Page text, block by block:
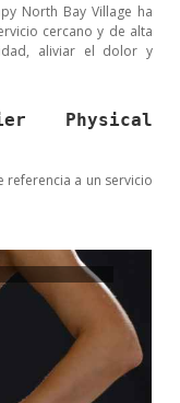
North Bay Village ha
cercano y de alta
aliviar el dolor y
Physical
referencia a un servicio